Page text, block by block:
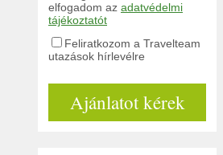
elfogadom az adatvédelmi
tájékoztatót
Feliratkozom a Travelteam
utazások hírlevélre
Ajánlatot kérek